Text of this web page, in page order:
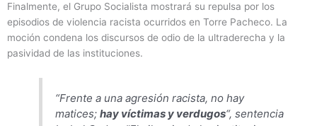
Finalmente, el Grupo Socialista mostrará su repulsa por los
episodios de violencia racista ocurridos en Torre Pacheco. La
moción condena los discursos de odio de la ultraderecha y la
pasividad de las instituciones.
“Frente a una agresión racista, no hay
matices;hay víctimas y verdugos“, sentencia